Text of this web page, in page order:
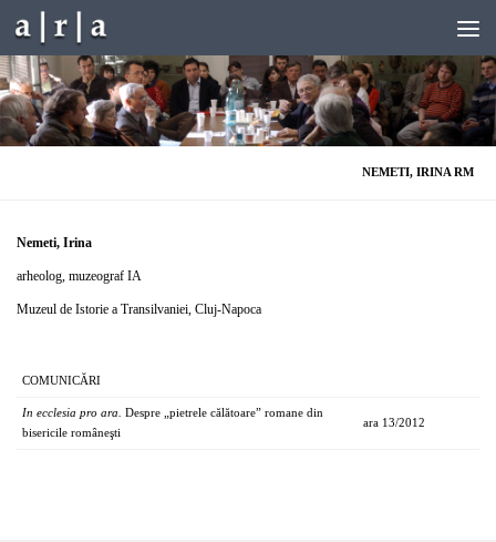
Skip to content
NEMETI, IRINA RM
Nemeti, Irina
arheolog, muzeograf IA
Muzeul de Istorie a Transilvaniei, Cluj-Napoca
COMUNICĂRI
In ecclesia pro ara. Despre „pietrele călătoare” romane din
bisericile româneşti
ara 13/2012